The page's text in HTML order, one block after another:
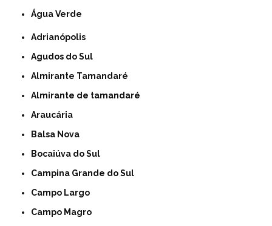
Água Verde
Adrianópolis
Agudos do Sul
Almirante Tamandaré
Almirante de tamandaré
Araucária
Balsa Nova
Bocaiúva do Sul
Campina Grande do Sul
Campo Largo
Campo Magro